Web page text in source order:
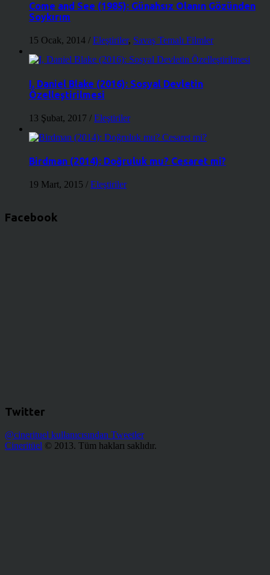
Come and See (1985): Günahsız Olanın Gözünden
Soykırım
15 Ocak, 2014 / Eleştiriler, Savaş Temalı Filmler
I, Daniel Blake (2016): Sosyal Devletin
Özelleştirilmesi
13 Şubat, 2017 / Eleştiriler
Birdman (2014): Doğruluk mu? Cesaret mi?
19 Mart, 2015 / Eleştiriler
Facebook
Twitter
@cinerituel kullanıcısından Tweetler
Cineritüel © 2013. Tüm hakları saklıdır.